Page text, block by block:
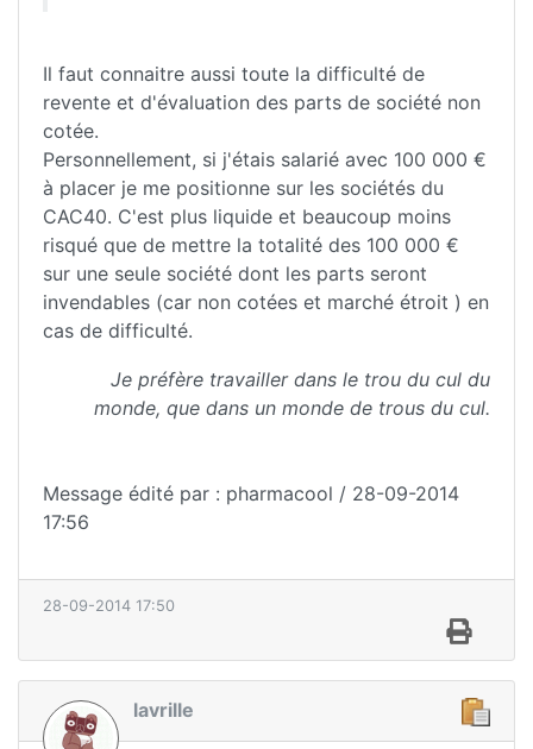
Il faut connaitre aussi toute la difficulté de
revente et d'évaluation des parts de société non
cotée.
Personnellement, si j'étais salarié avec 100 000 €
à placer je me positionne sur les sociétés du
CAC40. C'est plus liquide et beaucoup moins
risqué que de mettre la totalité des 100 000 €
sur une seule société dont les parts seront
invendables (car non cotées et marché étroit ) en
cas de difficulté.
Je préfère travailler dans le trou du cul du
monde, que dans un monde de trous du cul.
Message édité par : pharmacool / 28-09-2014
17:56
28-09-2014 17:50
lavrille